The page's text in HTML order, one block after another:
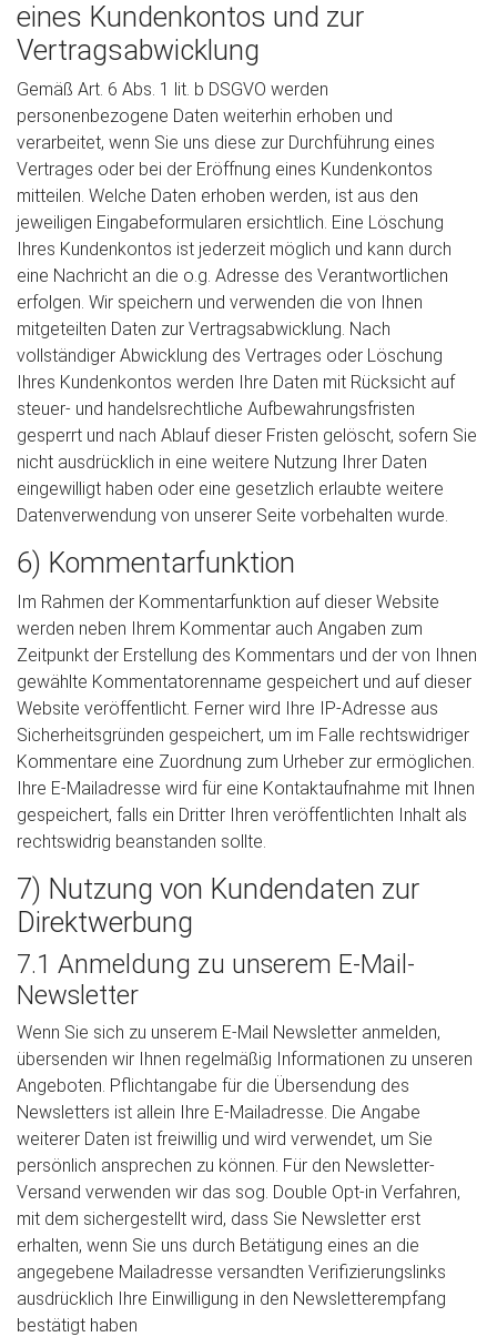
eines Kundenkontos und zur
Vertragsabwicklung
Gemäß Art. 6 Abs. 1 lit. b DSGVO werden
personenbezogene Daten weiterhin erhoben und
verarbeitet, wenn Sie uns diese zur Durchführung eines
Vertrages oder bei der Eröffnung eines Kundenkontos
mitteilen. Welche Daten erhoben werden, ist aus den
jeweiligen Eingabeformularen ersichtlich. Eine Löschung
Ihres Kundenkontos ist jederzeit möglich und kann durch
eine Nachricht an die o.g. Adresse des Verantwortlichen
erfolgen. Wir speichern und verwenden die von Ihnen
mitgeteilten Daten zur Vertragsabwicklung. Nach
vollständiger Abwicklung des Vertrages oder Löschung
Ihres Kundenkontos werden Ihre Daten mit Rücksicht auf
steuer- und handelsrechtliche Aufbewahrungsfristen
gesperrt und nach Ablauf dieser Fristen gelöscht, sofern Sie
nicht ausdrücklich in eine weitere Nutzung Ihrer Daten
eingewilligt haben oder eine gesetzlich erlaubte weitere
Datenverwendung von unserer Seite vorbehalten wurde.
6) Kommentarfunktion
Im Rahmen der Kommentarfunktion auf dieser Website
werden neben Ihrem Kommentar auch Angaben zum
Zeitpunkt der Erstellung des Kommentars und der von Ihnen
gewählte Kommentatorenname gespeichert und auf dieser
Website veröffentlicht. Ferner wird Ihre IP-Adresse aus
Sicherheitsgründen gespeichert, um im Falle rechtswidriger
Kommentare eine Zuordnung zum Urheber zur ermöglichen.
Ihre E-Mailadresse wird für eine Kontaktaufnahme mit Ihnen
gespeichert, falls ein Dritter Ihren veröffentlichten Inhalt als
rechtswidrig beanstanden sollte.
7) Nutzung von Kundendaten zur
Direktwerbung
7.1 Anmeldung zu unserem E-Mail-
Newsletter
Wenn Sie sich zu unserem E-Mail Newsletter anmelden,
übersenden wir Ihnen regelmäßig Informationen zu unseren
Angeboten. Pflichtangabe für die Übersendung des
Newsletters ist allein Ihre E-Mailadresse. Die Angabe
weiterer Daten ist freiwillig und wird verwendet, um Sie
persönlich ansprechen zu können. Für den Newsletter-
Versand verwenden wir das sog. Double Opt-in Verfahren,
mit dem sichergestellt wird, dass Sie Newsletter erst
erhalten, wenn Sie uns durch Betätigung eines an die
angegebene Mailadresse versandten Verifizierungslinks
ausdrücklich Ihre Einwilligung in den Newsletterempfang
bestätigt haben